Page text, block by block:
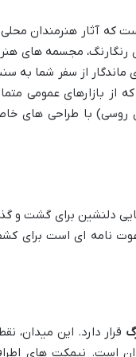
که آثار هنرمندان
رنگارنگ، مجسمه های
ماندگار از سفر شما به
از بازارهای عمومی
روسی) با طراحی های
دلنشین برای گشت و
نامه ای است برای
قرار دارد. این میدان،
است. نیمکت های